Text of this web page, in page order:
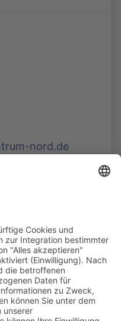
nord.de
Medien, Bildung
überall
Mehr erfahren